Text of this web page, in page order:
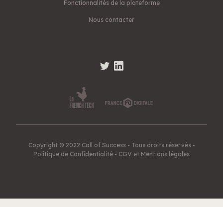
Fonctionnalités de la plateforme
Nous contacter
Copyright © 2022 Call of Success - Tous droits réservés -
Politique de Confidentialité - CGV et Mentions légales